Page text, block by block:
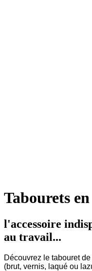
Tabourets
l'accessoire
au travail...
Découvrez le tabouret
(brut, vernis, laqué ou